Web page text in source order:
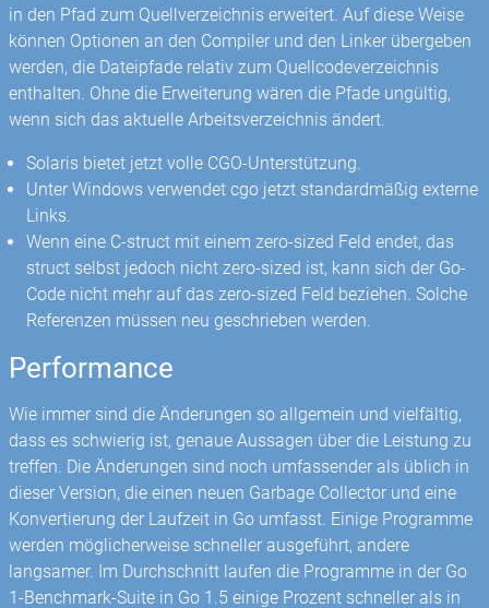
in den Pfad zum Quellverzeichnis erweitert. Auf diese Weise
können Optionen an den Compiler und den Linker übergeben
werden, die Dateipfade relativ zum Quellcodeverzeichnis
enthalten. Ohne die Erweiterung wären die Pfade ungültig,
wenn sich das aktuelle Arbeitsverzeichnis ändert.
Solaris bietet jetzt volle CGO-Unterstützung.
Unter Windows verwendet cgo jetzt standardmäßig externe
Links.
Wenn eine C-struct mit einem zero-sized Feld endet, das
struct selbst jedoch nicht zero-sized ist, kann sich der Go-
Code nicht mehr auf das zero-sized Feld beziehen. Solche
Referenzen müssen neu geschrieben werden.
Performance
Wie immer sind die Änderungen so allgemein und vielfältig,
dass es schwierig ist, genaue Aussagen über die Leistung zu
treffen. Die Änderungen sind noch umfassender als üblich in
dieser Version, die einen neuen Garbage Collector und eine
Konvertierung der Laufzeit in Go umfasst. Einige Programme
werden möglicherweise schneller ausgeführt, andere
langsamer. Im Durchschnitt laufen die Programme in der Go
1-Benchmark-Suite in Go 1.5 einige Prozent schneller als in